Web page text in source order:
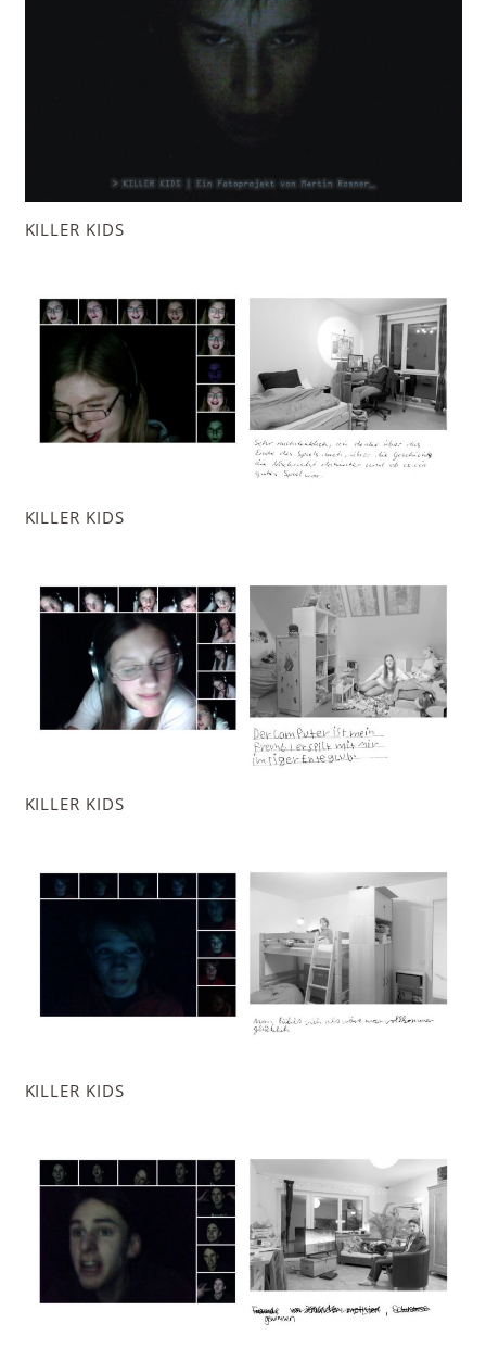
KILLER KIDS
KILLER KIDS
KILLER KIDS
KILLER KIDS